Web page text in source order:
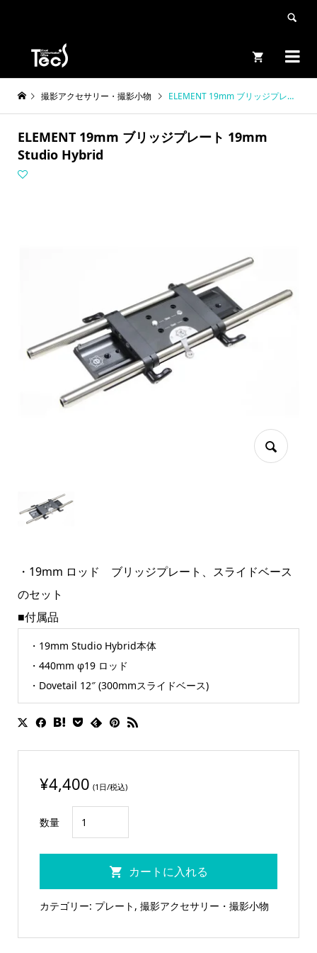


撮影アクセサリー・撮影小物 ELEMENT 19mm ブリッジプレート 19mm Studio Hybrid
ELEMENT 19mm ブリッジプレート 19mm
Studio Hybrid
・19mm ロッド ブリッジプレート、スライドベース
のセット
■付属品
・19mm Studio Hybrid本体
・440mm φ19 ロッド
・Dovetail 12″ (300mmスライドベース)
¥4,400 (1日/税込)
数量
19mm
ブ
ジ
カートに入れる
カテゴリー: プレート , 撮影アクセサリー・撮影小物